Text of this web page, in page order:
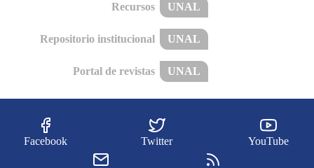
Recursos UNAL
Repositorio institucional UNAL
Portal de revistas UNAL
Facebook Twitter YouTube